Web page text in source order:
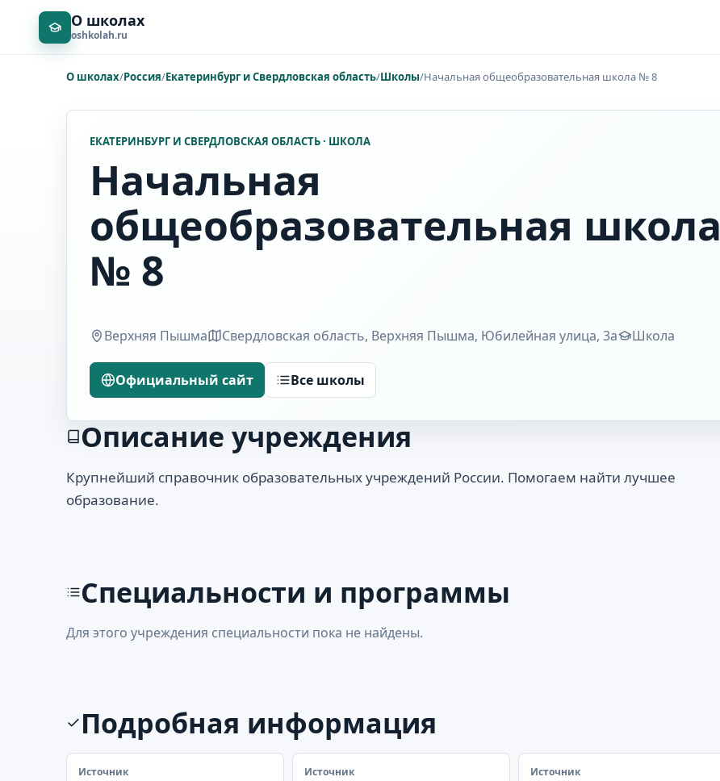
О школах
oshkolah.ru
О школах/Россия/Екатеринбург и Свердловская область/Школы/Начальная общеобразовательная школа № 8
ЕКАТЕРИНБУРГ И СВЕРДЛОВСКАЯ ОБЛАСТЬ · ШКОЛА
Начальная
общеобразовательная школа
№ 8
Верхняя Пышма Свердловская область, Верхняя Пышма, Юбилейная улица, 3а Школа
Официальный сайт Все школы
Описание учреждения
Крупнейший справочник образовательных учреждений России. Помогаем найти лучшее
образование.
Специальности и программы
Для этого учреждения специальности пока не найдены.
Подробная информация
Источник Источник Источник